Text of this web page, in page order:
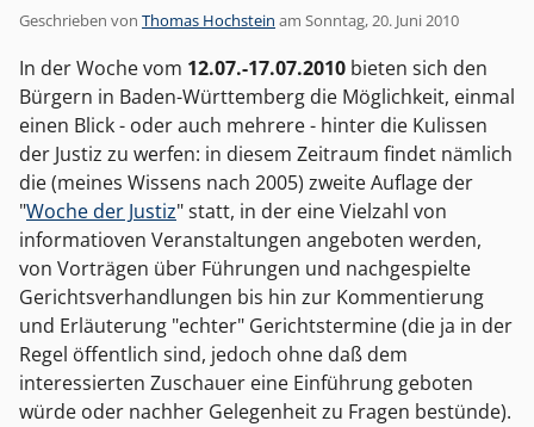
Geschrieben von Thomas Hochstein am Sonntag, 20. Juni 2010
In der Woche vom 12.07.-17.07.2010 bieten sich den
Bürgern in Baden-Württemberg die Möglichkeit, einmal
einen Blick - oder auch mehrere - hinter die Kulissen
der Justiz zu werfen: in diesem Zeitraum findet nämlich
die (meines Wissens nach 2005) zweite Auflage der
"Woche der Justiz" statt, in der eine Vielzahl von
informatioven Veranstaltungen angeboten werden,
von Vorträgen über Führungen und nachgespielte
Gerichtsverhandlungen bis hin zur Kommentierung
und Erläuterung "echter" Gerichtstermine (die ja in der
Regel öffentlich sind, jedoch ohne daß dem
interessierten Zuschauer eine Einführung geboten
würde oder nachher Gelegenheit zu Fragen bestünde).